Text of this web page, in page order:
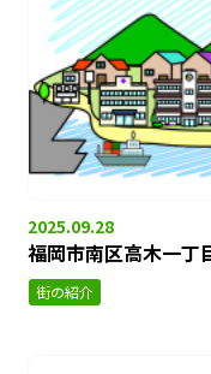
2025.09.28
福岡市南区高木一丁
街の紹介